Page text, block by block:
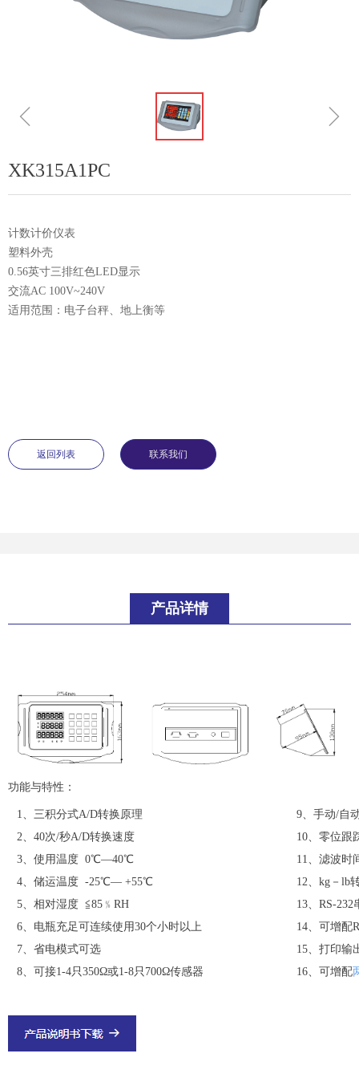
ꁆ ꁇ
XK315A1PC
计数计价仪表
塑料外壳
0.56英寸三排红色LED显示
交流AC 100V~240V
适用范围：电子台秤、地上衡等
返回列表 联系我们
产品详情
功能与特性：
1、三积分式A/D转换原理
2、40次/秒A/D转换速度
3、使用温度 0℃—40℃
4、储运温度 -25℃— +55℃
5、相对湿度 ≦85﹪RH
6、电瓶充足可连续使用30个小时以上
7、省电模式可选
8、可接1-4只350Ω或1-8只700Ω传感器
9、手动/自
10、零位跟
11、滤波时
12、kg－lb
13、RS-
14、可增配
15、打印输
16、可增配